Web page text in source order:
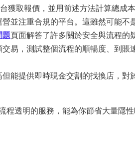
獲取報價，並用前述方法計算總成
營並注重合規的平台。這雖然可能不
題頁面解答了許多關於安全與流程的
易，測試整個流程的順暢度、到賬
能提供即時現金交割的找換店，對
透明的服務，能為你節省大量隱性